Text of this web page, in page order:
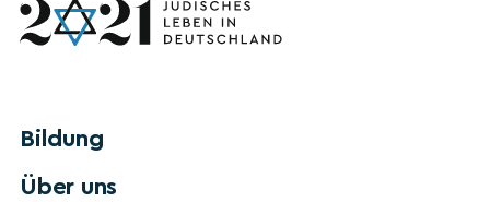
Bildung
Über uns